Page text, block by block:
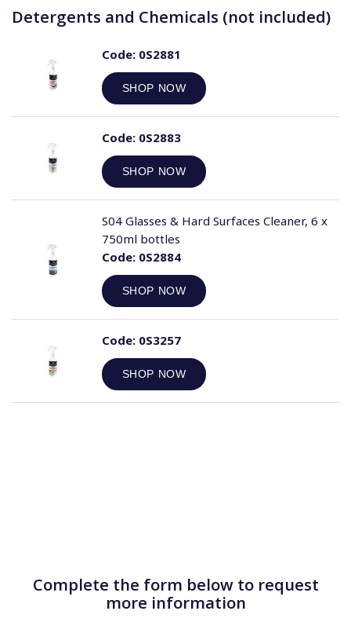
Detergents and Chemicals (not included)
Code:0S2881
SHOP NOW
Code:0S2883
SHOP NOW
Code:0S2884
SHOP NOW
S04 Glasses & Hard Surfaces Cleaner, 6 x
750ml bottles
Code:0S3257
SHOP NOW
Complete the form below to request
more information